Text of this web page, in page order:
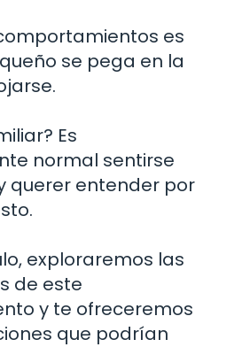
es
se pega en la
Es
normal sentirse
querer entender por
exploraremos las
de este
y te ofreceremos
que podrían